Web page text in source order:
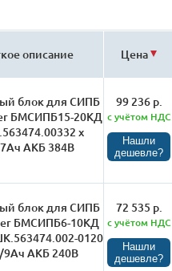
описание Цена
блок для СИПБ
БМСИПБ15-20КД
х
АКБ 384В
99 236 р.
с учётом НДС
Нашли
дешевле?
блок для СИПБ
БМСИПБ6-10КД
0120
9Ач АКБ 240В
72 535 р.
с учётом НДС
Нашли
дешевле?